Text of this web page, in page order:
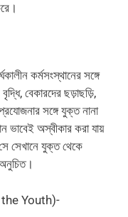
কর্মসংস্থানের সঙ্গে
বেকারদের ছড়াছড়ি,
সঙ্গে যুক্ত নানা
ভাবেই অস্বীকার করা যায়
সেখানে যুক্ত থেকে
the Youth)-